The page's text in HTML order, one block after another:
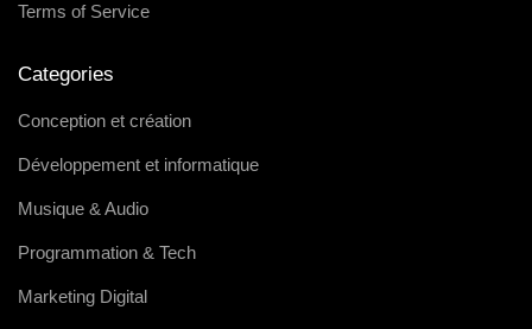
Terms of Service
Categories
Conception et création
Développement et informatique
Musique & Audio
Programmation & Tech
Marketing Digital